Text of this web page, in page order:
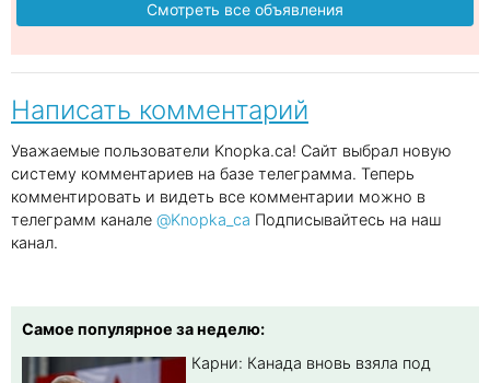
Смотреть все объявления
Написать комментарий
Уважаемые пользователи Knopka.ca! Сайт выбрал новую
систему комментариев на базе телеграмма. Теперь
комментировать и видеть все комментарии можно в
телеграмм канале @Knopka_ca Подписывайтесь на наш
канал.
Самое популярное за неделю:
Карни: Канада вновь взяла под